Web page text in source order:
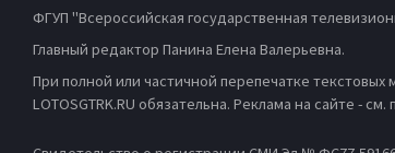
ФГУП "Всероссийская государственная
Главный редактор Панина Елена Валерьевна.
При полной или частичной перепечатке текстовых
LOTOSGTRK.RU обязательна. Реклама на сайте -